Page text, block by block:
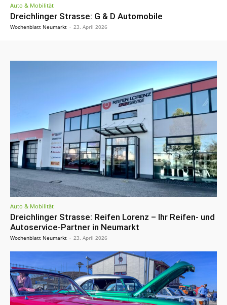
Auto & Mobilität
Dreichlinger Strasse: G & D Automobile
Wochenblatt Neumarkt - 23. April 2026
Auto & Mobilität
Dreichlinger Strasse: Reifen Lorenz – Ihr Reifen- und
Autoservice-Partner in Neumarkt
Wochenblatt Neumarkt - 23. April 2026